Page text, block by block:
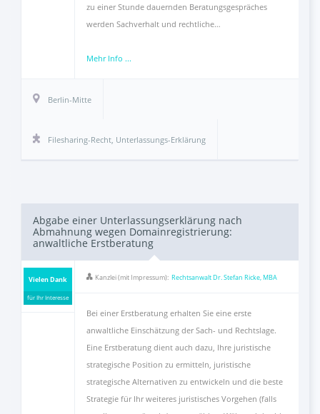
zu einer Stunde dauernden Beratungsgespräches
werden Sachverhalt und rechtliche…
Mehr Info ...
Berlin-Mitte
Filesharing-Recht Unterlassungs-Erklärung
Abgabe einer Unterlassungserklärung nach
Abmahnung wegen Domainregistrierung:
anwaltliche Erstberatung
Vielen Dank
für Ihr Interesse
Kanzlei (mit Impressum): Rechtsanwalt Dr. Stefan Ricke, MBA
Bei einer Erstberatung erhalten Sie eine erste
anwaltliche Einschätzung der Sach- und Rechtslage.
Eine Erstberatung dient auch dazu, Ihre juristische
strategische Position zu ermitteln, juristische
strategische Alternativen zu entwickeln und die beste
Strategie für Ihr weiteres juristisches Vorgehen (falls